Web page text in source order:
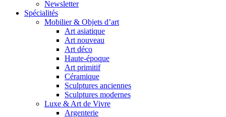
Newsletter
Spécialités
Mobilier & Objets d’art
Art asiatique
Art nouveau
Art déco
Haute-époque
Art primitif
Céramique
Sculptures anciennes
Sculptures modernes
Luxe & Art de Vivre
Argenterie